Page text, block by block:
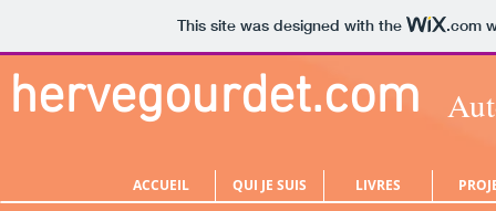
This site was designed with the .com
hervegourdet.com
ACCUEIL QUI JE SUIS LIVRES